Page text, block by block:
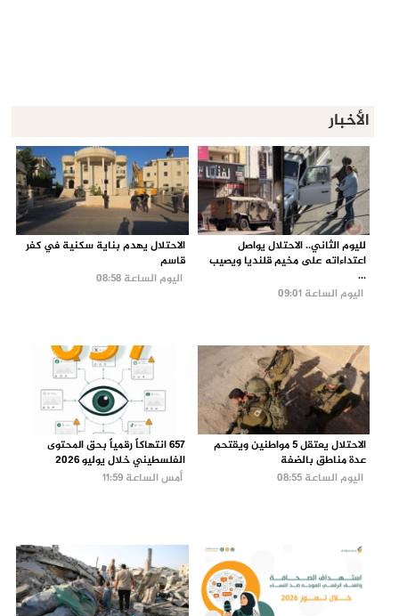
الأخبار
لليوم الثاني.. الاحتلال يواصل
اعتداءاته على مخيم قلنديا ويصيب
...
اليوم الساعة 09:01
الاحتلال يهدم بناية سكنية في كفر
قاسم
اليوم الساعة 08:58
الاحتلال يعتقل 5 مواطنين ويقتحم
عدة مناطق بالضفة
اليوم الساعة 08:55
657 انتهاكاً رقمياً بحق المحتوى
الفلسطيني خلال يوليو 2026
أمس الساعة 11:59